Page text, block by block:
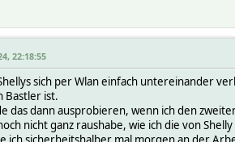
22:18:55
sich per Wlan einfach untereinander
Bastler ist.
das dann ausprobieren, wenn ich den
nicht ganz raushabe, wie ich die von